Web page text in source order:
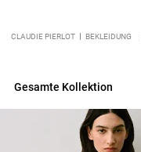
CLAUDIE PIERLOT BEKLEIDUNG
Gesamte Kollektion